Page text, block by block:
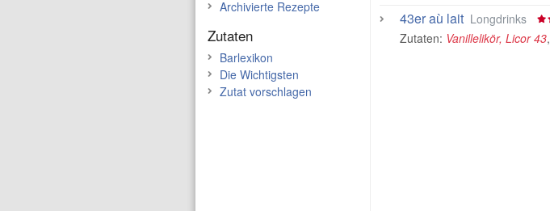
43er aù lait Longdrinks
Zutaten: Vanillelikör, Licor 43,
Archivierte Rezepte
Zutaten
Barlexikon
Die Wichtigsten
Zutat vorschlagen